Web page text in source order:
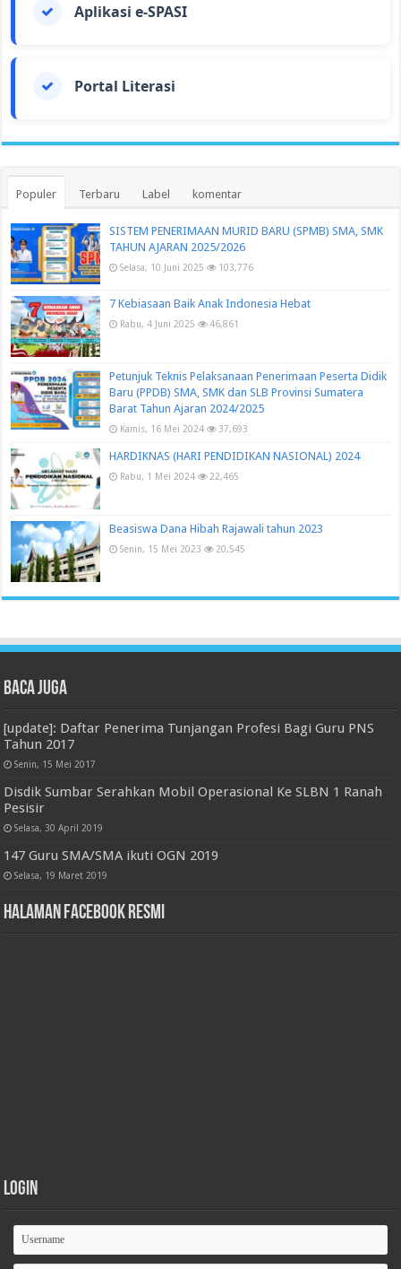
Aplikasi e-SPASI
Portal Literasi
Populer Terbaru Label komentar
SISTEM PENERIMAAN MURID BARU (SPMB) SMA, SMK
TAHUN AJARAN 2025/2026
Selasa, 10 Juni 2025 103,776
7 Kebiasaan Baik Anak Indonesia Hebat
Rabu, 4 Juni 2025 46,861
Petunjuk Teknis Pelaksanaan Penerimaan Peserta Didik
Baru (PPDB) SMA, SMK dan SLB Provinsi Sumatera
Barat Tahun Ajaran 2024/2025
Kamis, 16 Mei 2024 37,693
HARDIKNAS (HARI PENDIDIKAN NASIONAL) 2024
Rabu, 1 Mei 2024 22,465
Beasiswa Dana Hibah Rajawali tahun 2023
Senin, 15 Mei 2023 20,545
Baca juga
[update]: Daftar Penerima Tunjangan Profesi Bagi Guru PNS
Tahun 2017
Senin, 15 Mei 2017
Disdik Sumbar Serahkan Mobil Operasional Ke SLBN 1 Ranah
Pesisir
Selasa, 30 April 2019
147 Guru SMA/SMA ikuti OGN 2019
Selasa, 19 Maret 2019
Halaman Facebook Resmi
Login